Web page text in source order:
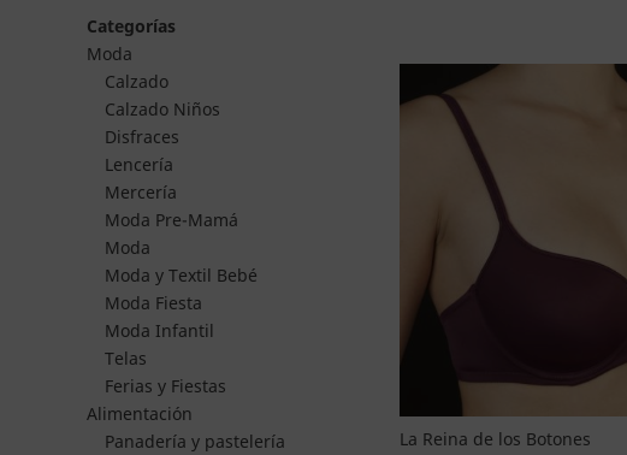
Categorías
Moda
Calzado
Calzado Niños
Disfraces
Lencería
Mercería
Moda Pre-Mamá
Moda
Moda y Textil Bebé
Moda Fiesta
Moda Infantil
Telas
Ferias y Fiestas
Alimentación
Panadería y pastelería
La Reina de los Botones